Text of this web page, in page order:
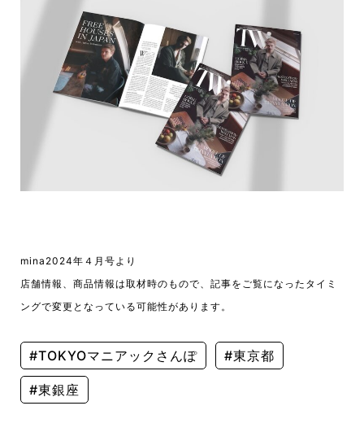
mina2024年４月号より
店舗情報、商品情報は取材時のもので、記事をご覧になったタイミ
ングで変更となっている可能性があります。
#TOKYOマニアックさんぽ #東京都
#東銀座